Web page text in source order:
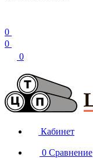
0
0
0
Кабинет
0 Сравнение